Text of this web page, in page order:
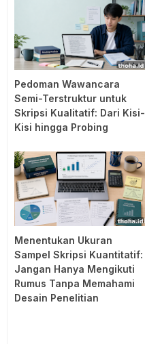
Pedoman Wawancara
Semi-Terstruktur untuk
Skripsi Kualitatif: Dari Kisi-
Kisi hingga Probing
Menentukan Ukuran
Sampel Skripsi Kuantitatif:
Jangan Hanya Mengikuti
Rumus Tanpa Memahami
Desain Penelitian